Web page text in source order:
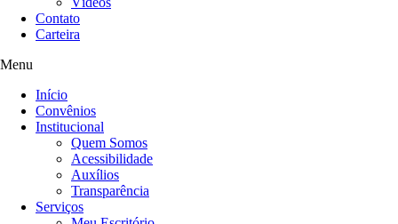
Contato
Carteira
Menu
Início
Convênios
Institucional
Quem Somos
Acessibilidade
Auxílios
Transparência
Serviços